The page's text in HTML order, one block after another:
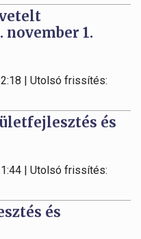
november 1.
| Utolsó frissítés:
és
| Utolsó frissítés:
és